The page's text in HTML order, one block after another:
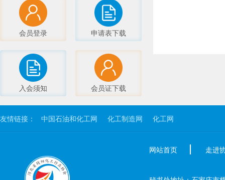
会员登录 申请表下载
入会须知 会员证下载
友情链接： 中国石油和化工网 化工制造网 化工网
网站首页 走进